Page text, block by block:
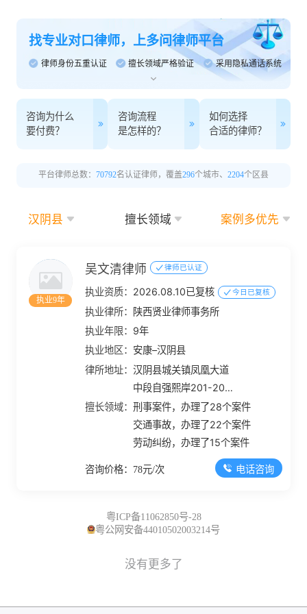
找专业对口律师，上多问律师平台
律师身份五重认证 擅长领域严格验证 采用隐私通话系统
咨询为什么
要付费？
咨询流程
是怎样的？
如何选择
合适的律师？
平台律师总数： 70792名认证律师，覆盖296个城市、 2204个区县
汉阴县 擅长领域 案例多优先
执业9年
吴文清律师 律师已认证
执业资质： 2026.08.10已复核 今日已复核
执业律所：
陕西贤业律师事务所
执业年限： 9年
执业地区： 安康–汉阴县
律所地址：汉阴县城关镇凤凰大道
中段自强熙岸201-203
室
擅长领域：刑事案件，办理了28个案件
交通事故，办理了22个案件
劳动纠纷，办理了15个案件
咨询价格：78元/次 电话咨询
粤ICP备11062850号-28
粤公网安备44010502003214号
没有更多了